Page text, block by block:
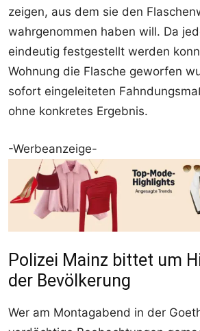
zeigen, aus dem sie den
wahrgenommen haben will. Da
eindeutig festgestellt werden
Wohnung die Flasche geworfen
sofort eingeleiteten
ohne konkretes Ergebnis.
-Werbeanzeige-
Polizei Mainz bittet um
der Bevölkerung
Wer am Montagabend in der